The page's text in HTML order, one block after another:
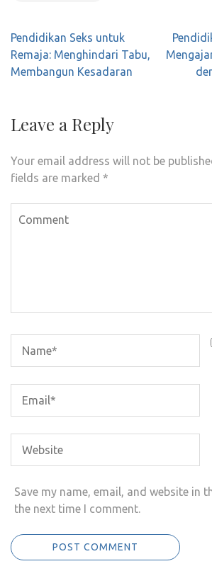
Post
navigation
Pendidikan Seks untuk
Remaja: Menghindari Tabu,
Membangun Kesadaran
Leave a Reply
Your email address will not be
fields are marked *
Save my name, email, and website in
the next time I comment.